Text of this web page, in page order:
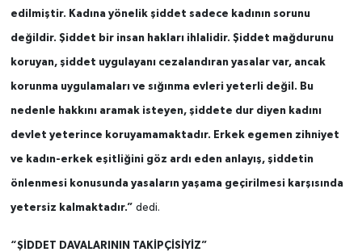
edilmiştir. Kadına yönelik şiddet sadece kadının sorunu
değildir. Şiddet bir insan hakları ihlalidir. Şiddet mağdurunu
koruyan, şiddet uygulayanı cezalandıran yasalar var, ancak
korunma uygulamaları ve sığınma evleri yeterli değil. Bu
nedenle hakkını aramak isteyen, şiddete dur diyen kadını
devlet yeterince koruyamamaktadır. Erkek egemen zihniyet
ve kadın-erkek eşitliğini göz ardı eden anlayış, şiddetin
önlenmesi konusunda yasaların yaşama geçirilmesi karşısında
yetersiz kalmaktadır.” dedi.
“ŞİDDET DAVALARININ TAKİPÇİSİYİZ”